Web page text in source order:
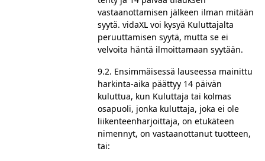
vastaanottamisen jälkeen ilman mitään
syytä. vidaXL voi kysyä Kuluttajalta
peruuttamisen syytä, mutta se ei
velvoita häntä ilmoittamaan syytään.
9.2. Ensimmäisessä lauseessa mainittu
harkinta-aika päättyy 14 päivän
kuluttua, kun Kuluttaja tai kolmas
osapuoli, jonka kuluttaja, joka ei ole
liikenteenharjoittaja, on etukäteen
nimennyt, on vastaanottanut tuotteen,
tai: